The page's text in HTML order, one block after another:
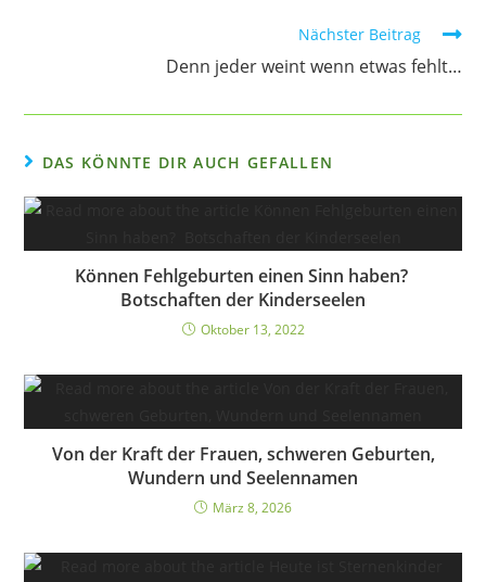
Nächster Beitrag
Denn jeder weint wenn etwas fehlt…
DAS KÖNNTE DIR AUCH GEFALLEN
Können Fehlgeburten einen Sinn haben?
Botschaften der Kinderseelen
Oktober 13, 2022
Von der Kraft der Frauen, schweren Geburten,
Wundern und Seelennamen
März 8, 2026